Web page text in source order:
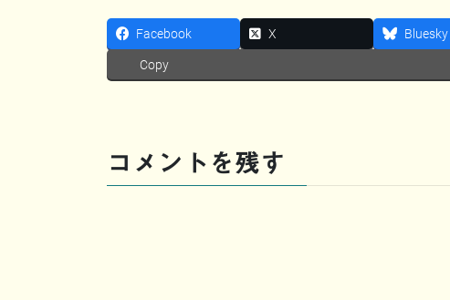
Facebook X Bluesky
Copy
コメントを残す